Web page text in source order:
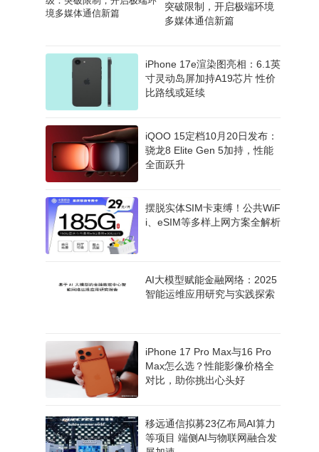
突破限制，开启极端环境
多媒体通信新篇
iPhone 17e渲染图亮相：6.1英
寸灵动岛屏加持A19芯片 性价
比路线或延续
iQOO 15定档10月20日发布：
骁龙8 Elite Gen 5加持，性能
全面跃升
摆脱实体SIM卡束缚！公共WiF
i、eSIM等多样上网方案全解析
AI大模型赋能金融网络：2025
智能运维应用研究与实践探索
iPhone 17 Pro Max与16 Pro
Max怎么选？性能影像价格全
对比，助你挑出心头好
移远通信拟募23亿布局AI算力
等项目 端侧AI与物联网融合发